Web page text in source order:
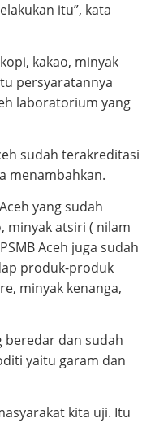
itu”, kata
kakao, minyak
persyaratannya
laboratorium yang
sudah terakreditasi
menambahkan.
yang sudah
minyak atsiri ( nilam
Aceh juga sudah
produk-produk
minyak kenanga,
beredar dan sudah
yaitu garam dan
kita uji. Itu